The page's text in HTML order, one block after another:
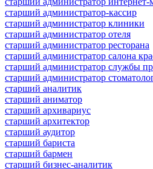
старший администратор-кассир
старший администратор клиники
старший администратор отеля
старший администратор ресторана
старший администратор салона
старший администратор службы
старший администратор
старший аналитик
старший аниматор
старший архивариус
старший архитектор
старший аудитор
старший бариста
старший бармен
старший бизнес-аналитик